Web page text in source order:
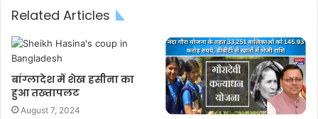
Related Articles
बांग्लादेश में शेख हसीना का
हुआ तख्तापलट
August 7, 2024